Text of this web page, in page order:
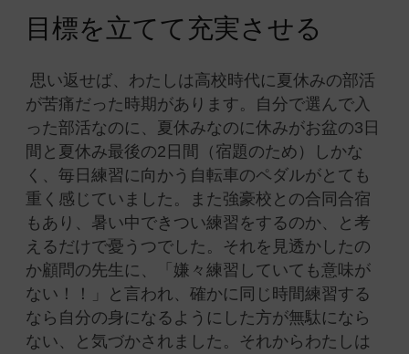
目標を立てて充実させる
思い返せば、わたしは高校時代に夏休みの部活
が苦痛だった時期があります。自分で選んで入
った部活なのに、夏休みなのに休みがお盆の3日
間と夏休み最後の2日間（宿題のため）しかな
く、毎日練習に向かう自転車のペダルがとても
重く感じていました。また強豪校との合同合宿
もあり、暑い中できつい練習をするのか、と考
えるだけで憂うつでした。それを見透かしたの
か顧問の先生に、「嫌々練習していても意味が
ない！！」と言われ、確かに同じ時間練習する
なら自分の身になるようにした方が無駄になら
ない、と気づかされました。それからわたしは